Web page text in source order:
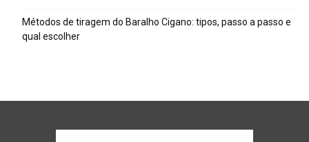
Métodos de tiragem do Baralho Cigano: tipos, passo a passo e
qual escolher